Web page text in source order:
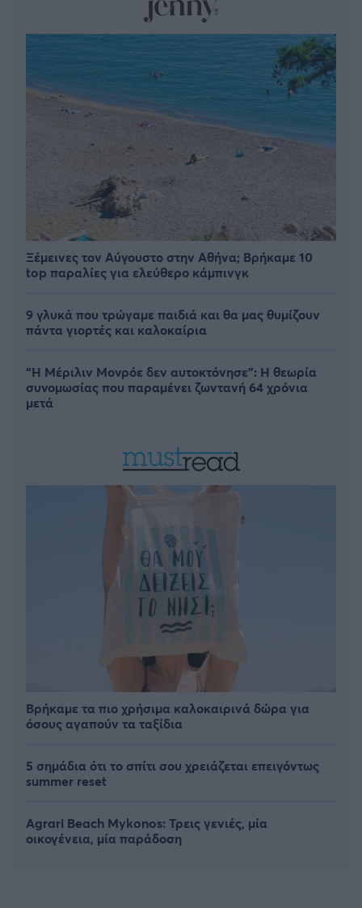
Ξέμεινες τον Αύγουστο στην Αθήνα; Βρήκαμε 10
top παραλίες για ελεύθερο κάμπινγκ
9 γλυκά που τρώγαμε παιδιά και θα μας θυμίζουν
πάντα γιορτές και καλοκαίρια
“Η Μέριλιν Μονρόε δεν αυτοκτόνησε”: Η θεωρία
συνομωσίας που παραμένει ζωντανή 64 χρόνια
μετά
Βρήκαμε τα πιο χρήσιμα καλοκαιρινά δώρα για
όσους αγαπούν τα ταξίδια
5 σημάδια ότι το σπίτι σου χρειάζεται επειγόντως
summer reset
Agrari Beach Mykonos: Τρεις γενιές, μία
οικογένεια, μία παράδοση